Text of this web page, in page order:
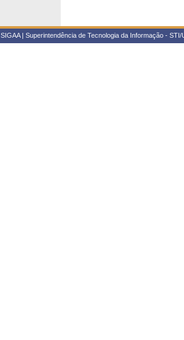
SIGAA | Superintendência de Tecnologia da Informação -